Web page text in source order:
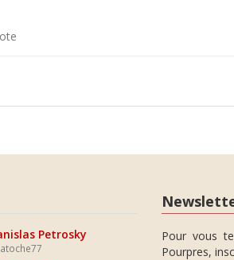
Petrosky
Pour vous
Pourpres,